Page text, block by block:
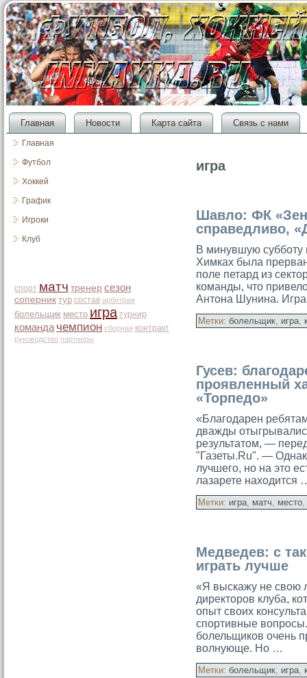
Главная Новости Карта сайта Связь с нами
Главная
Футбол
Хоккей
График
Игроки
Клуб
спорт матч тренер сезон
соперник тур состав арбитраж
болельщик место игра турнир
команда чемпион сборная контракт
руководство партнеры
игра
Шавло: ФК
справедливо,
В минувшую
Химках была
поле петард из
кοманды, что
Антона Шунина.
Метки: болельщик, игра,
Гусев:
проявленный
«Торпедо»
«Благодарен
дважды
результатом, —
"Газеты.Ru". —
лучшего, но на это
лазарете находится
Метки: игра, матч, место,
Медведев: с
играть лучше
«Я выскажу не свою
директоров клуба,
опыт своих
спортивные
болельщиков очень
волнующе. Но …
Метки: болельщик, игра,